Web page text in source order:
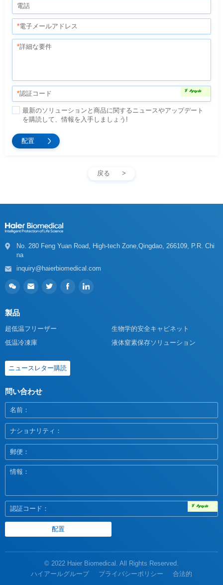
電話
*電子メールアドレス
*詳細な要件
*認証コード
を購読して、情報を入手しましょう!
戻る
na
inquiry@haierbiomedical.com
製品
超低温フリーザー
生物学的安全キャビネット
低温冷凍庫
液体窒素保存ソリューション
ニュースレター購読
問い合わせ
© 2022 Haier Biomedical. All Rights Reserved.
ハイアールグループ
プライバシーポリシー 合法的